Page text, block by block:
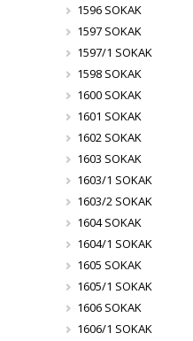
1596 SOKAK
1597 SOKAK
1597/1 SOKAK
1598 SOKAK
1600 SOKAK
1601 SOKAK
1602 SOKAK
1603 SOKAK
1603/1 SOKAK
1603/2 SOKAK
1604 SOKAK
1604/1 SOKAK
1605 SOKAK
1605/1 SOKAK
1606 SOKAK
1606/1 SOKAK